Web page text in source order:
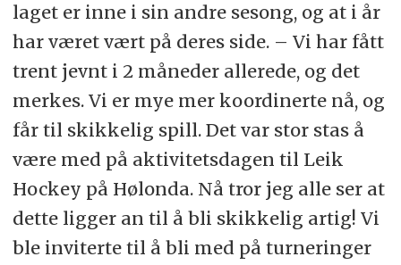
laget er inne i sin andre sesong, og at i år
har været vært på deres side. – Vi har fått
trent jevnt i 2 måneder allerede, og det
merkes. Vi er mye mer koordinerte nå, og
får til skikkelig spill. Det var stor stas å
være med på aktivitetsdagen til Leik
Hockey på Hølonda. Nå tror jeg alle ser at
dette ligger an til å bli skikkelig artig! Vi
ble inviterte til å bli med på turneringer